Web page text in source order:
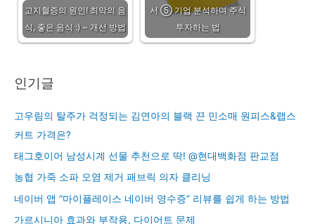
고지혈증의 원인! 최악의 음
식, 좋은 음식 :) ~ 개선 방법
서 ⑤ 기업 분석하며 주식
투자하는 법
인기글
고우림의 탈주가 걱정되는 김연아의 블랙 끈 민소매 원피스&랩스
커트 가격은?
태그호이어 남성시계 선물 추천으로 딱! @현대백화점 판교점
농협 가죽 소파 오염 제거 패브릭 의자 클리닝
네이버 앱 “마이플레이스 네이버 영수증” 리뷰를 쉽게 하는 방법
가르시니아 효과와 부작용, 다이어트 문제